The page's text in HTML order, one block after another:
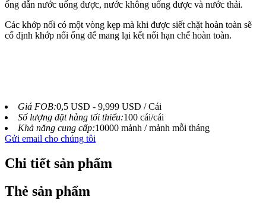
ống dẫn nước uống được, nước không uống được và nước thải.
Các khớp nối có một vòng kẹp mà khi được siết chặt hoàn toàn sẽ
cố định khớp nối ống để mang lại kết nối hạn chế hoàn toàn.
Giá FOB:0,5 USD - 9,999 USD / Cái
Số lượng đặt hàng tối thiểu:100 cái/cái
Khả năng cung cấp:10000 mảnh / mảnh mỗi tháng
Gửi email cho chúng tôi
Chi tiết sản phẩm
Thẻ sản phẩm